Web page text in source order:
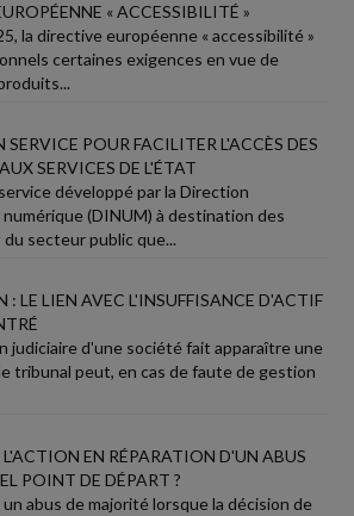
« ACCESSIBILITÉ »
la directive européenne « accessibilité »
certaines exigences en vue de
POUR FACILITER L'ACCÈS DES
SERVICES DE L'ÉTAT
développé par la Direction
(DINUM) à destination des
secteur public que...
: LE LIEN AVEC L'INSUFFISANCE D'ACTIF
judiciaire d'une société fait apparaître une
tribunal peut, en cas de faute de gestion
EN RÉPARATION D'UN ABUS
POINT DE DÉPART ?
abus de majorité lorsque la décision de